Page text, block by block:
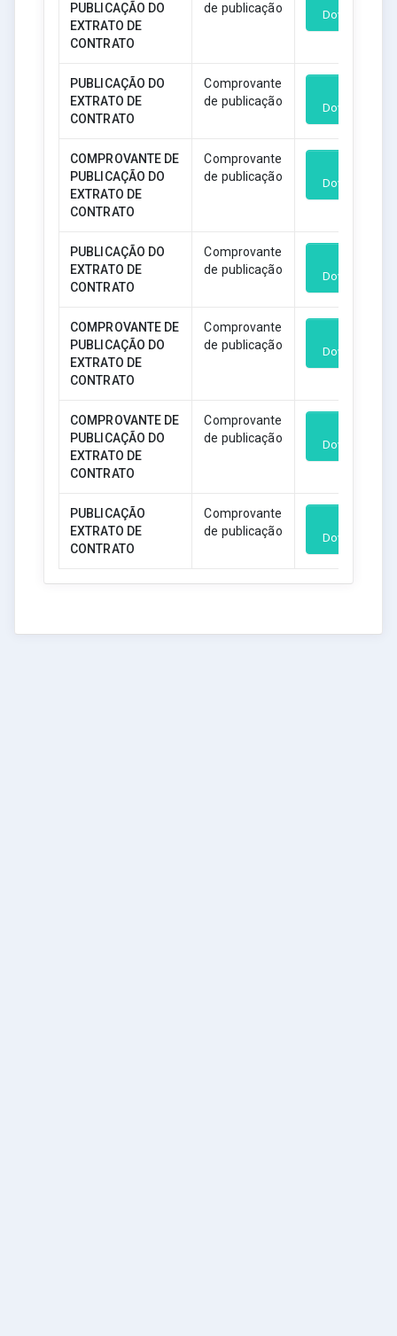
PUBLICAÇÃO DO
EXTRATO DE
CONTRATO
de publicação
Download
PUBLICAÇÃO DO
EXTRATO DE
CONTRATO
Comprovante
de publicação
Download
COMPROVANTE DE
PUBLICAÇÃO DO
EXTRATO DE
CONTRATO
Comprovante
de publicação
Download
PUBLICAÇÃO DO
EXTRATO DE
CONTRATO
Comprovante
de publicação
Download
COMPROVANTE DE
PUBLICAÇÃO DO
EXTRATO DE
CONTRATO
Comprovante
de publicação
Download
COMPROVANTE DE
PUBLICAÇÃO DO
EXTRATO DE
CONTRATO
Comprovante
de publicação
Download
PUBLICAÇÃO
EXTRATO DE
CONTRATO
Comprovante
de publicação
Download